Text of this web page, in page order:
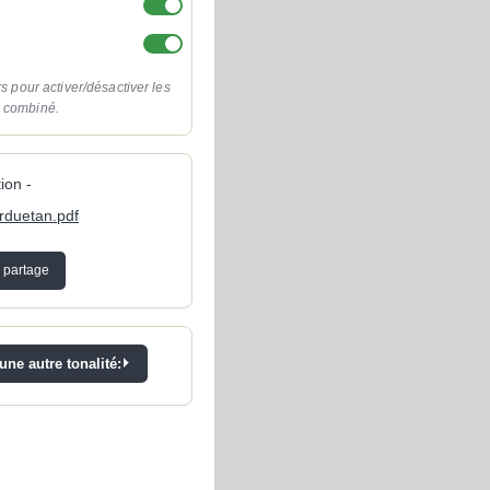
pour activer/désactiver les
-
autre tonalité: